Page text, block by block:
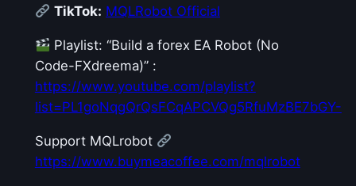
TikTok: MQLRobot Official
Playlist: “Build a forex EA Robot (No
Code-FXdreema)” :
https://www.youtube.com/playlist?
list=PL1goNqgQrQsFCqAPCVQg5RfuMzBE7bGY-
Support MQLrobot
https://www.buymeacoffee.com/mqlrobot